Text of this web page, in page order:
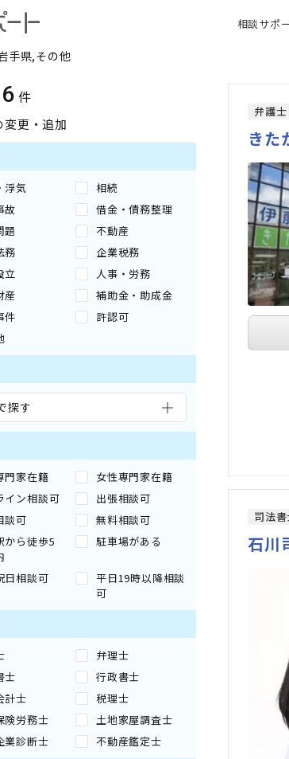
相談サポ
のその他に強い専門家の検索
手県 その他
6 件
更・追加
浮気
相続
故
借金・債務整理
題
不動産
務
企業税務
立
人事・労務
産
補助金・助成金
件
許認可
探す
門家在籍
女性専門家在籍
イン相談可
出張相談可
談可
無料相談可
から徒歩5
駐車場がある
日相談可
平日19時以降相談
可
弁理士
士
行政書士
計士
税理士
険労務士
土地家屋調査士
業診断士
不動産鑑定士
弁護士
きた
司法書
石川